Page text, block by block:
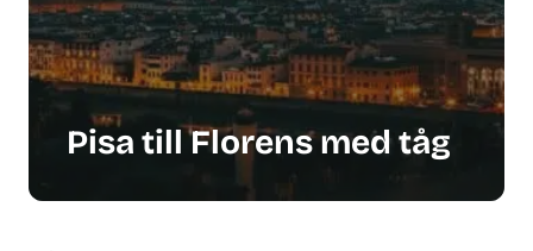
Pisa till Florens med tåg